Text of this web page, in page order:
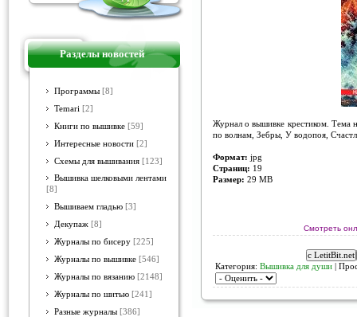
Разделы новостей
Программы [8]
Temari [2]
Книги по вышивке [59]
Интересные новости [2]
Схемы для вышивания [123]
Вышивка шелковыми лентами
[8]
Вышиваем гладью [3]
Декупаж [8]
Журналы по бисеру [225]
Журналы по вышивке [546]
Журналы по вязанию [2148]
Журналы по шитью [241]
Разные журналы [386]
Журнал о вышивке крестиком. Тема
по волнам, Зебры, У водопоя,
Формат: jpg
Страниц: 19
Размер: 29 MB
Смотреть
Категория: Вышивка для души |